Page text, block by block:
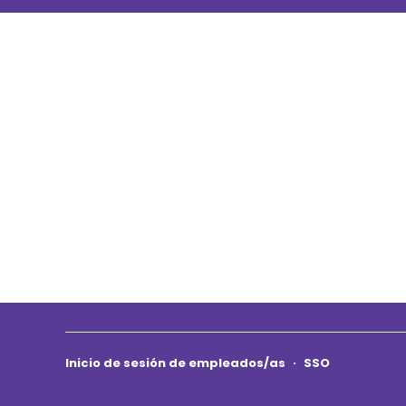
Inicio de sesión de empleados/as · SSO